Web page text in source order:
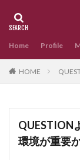
Home Profile
HOME
QUESTION
環境が重要